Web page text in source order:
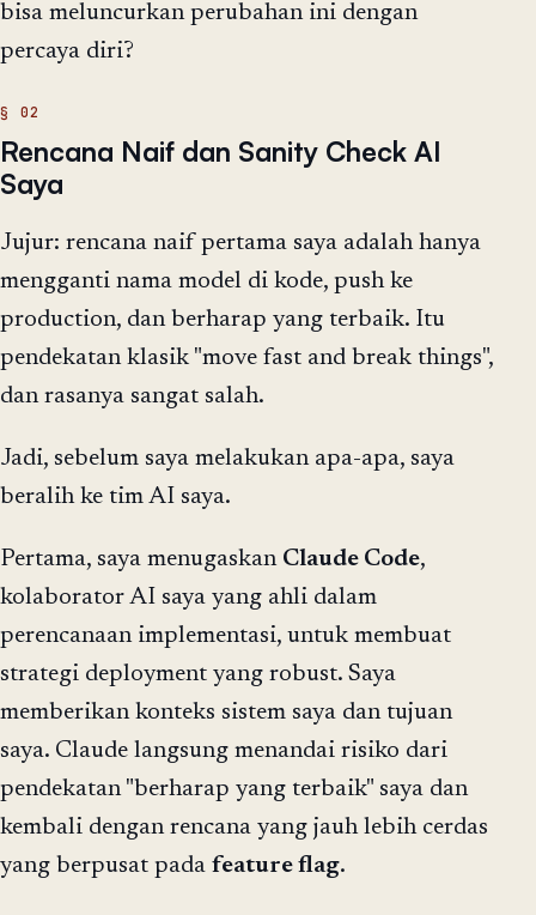
bisa meluncurkan perubahan ini dengan
percaya diri?
Rencana Naif dan Sanity Check AI
Saya
Jujur: rencana naif pertama saya adalah hanya
mengganti nama model di kode, push ke
production, dan berharap yang terbaik. Itu
pendekatan klasik "move fast and break things",
dan rasanya sangat salah.
Jadi, sebelum saya melakukan apa-apa, saya
beralih ke tim AI saya.
Pertama, saya menugaskan Claude Code,
kolaborator AI saya yang ahli dalam
perencanaan implementasi, untuk membuat
strategi deployment yang robust. Saya
memberikan konteks sistem saya dan tujuan
saya. Claude langsung menandai risiko dari
pendekatan "berharap yang terbaik" saya dan
kembali dengan rencana yang jauh lebih cerdas
yang berpusat pada feature flag.